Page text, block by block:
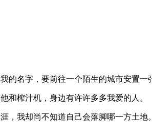
名字，要前往一个陌生的城市安置一
和榨汁机，身边有许许多多我爱的人。
，我却尚不知道自己会落脚哪一方土地。